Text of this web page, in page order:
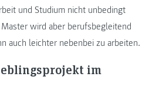
und Studium nicht unbedingt
wird aber berufsbegleitend
auch leichter nebenbei zu arbeiten.
im